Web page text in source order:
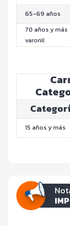
65-69 años
70 años y más
varonil
15 años y más